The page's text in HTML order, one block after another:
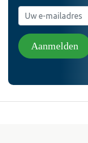
Aanmelden